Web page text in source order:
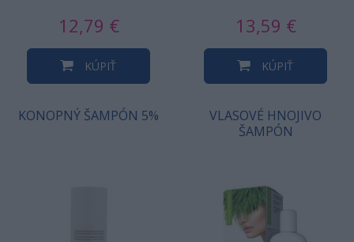
87%…
12,79 €
KÚPIŤ
13,59 €
KÚPIŤ
KONOPNÝ ŠAMPÓN 5%
VLASOVÉ HNOJIVO
ŠAMPÓN